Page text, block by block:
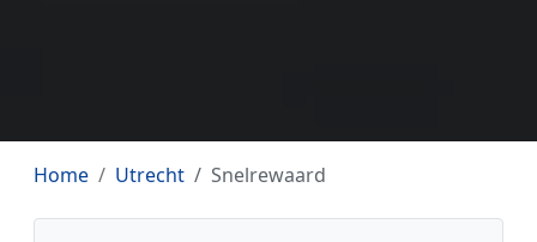
Home Utrecht Snelrewaard